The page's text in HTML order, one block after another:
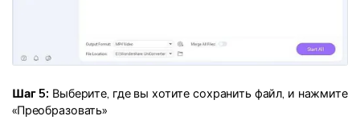
Шаг 5: Выберите, где вы хотите сохранить файл, и нажмите
«Преобразовать»